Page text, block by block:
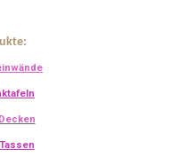
Decken